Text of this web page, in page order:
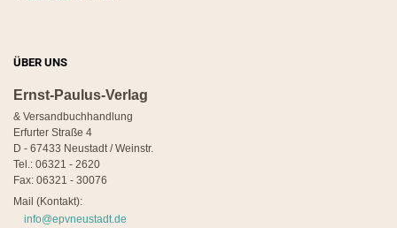
ÜBER UNS
Ernst-Paulus-Verlag
& Versandbuchhandlung
Erfurter Straße 4
D - 67433 Neustadt / Weinstr.
Tel.: 06321 - 2620
Fax: 06321 - 30076
Mail (Kontakt):
info@epvneustadt.de